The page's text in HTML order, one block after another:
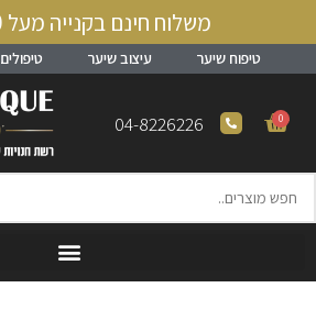
משלוח חינם בקנייה מעל 300 ש"ח
טיפוח שיער עיצוב שיער
0
04-8226226